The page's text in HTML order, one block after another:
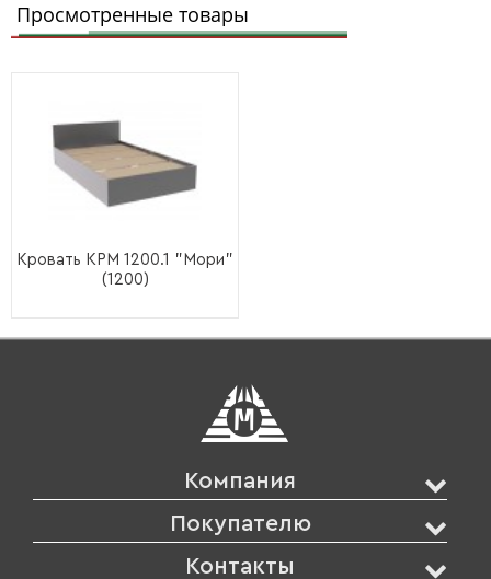
Просмотренные товары
Кровать КРМ 1200.1 "Мори"
(1200)
Компания
Покупателю
Контакты